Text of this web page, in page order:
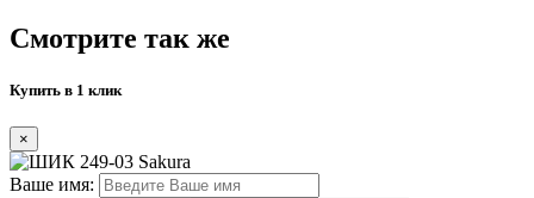
Смотрите так же
Купить в 1 клик
×
Ваше имя: